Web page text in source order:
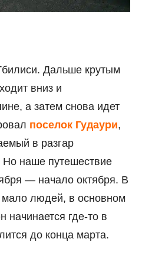
Дальше крутым
вниз и
а затем снова идет
поселок Гудаури,
в разгар
Но наше путешествие
— начало октября. В
мало людей, в основном
начинается где-то в
до конца марта.